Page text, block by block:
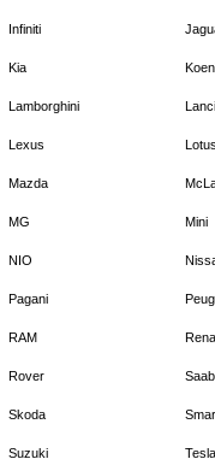
Infiniti
Kia
Lamborghini
Lexus Lotus
Mazda
MG Mini
NIO
Pagani
RAM
Rover Saab
Skoda
Suzuki Tesla